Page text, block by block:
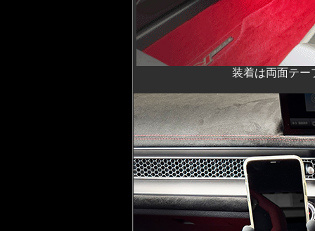
装着は両面テー